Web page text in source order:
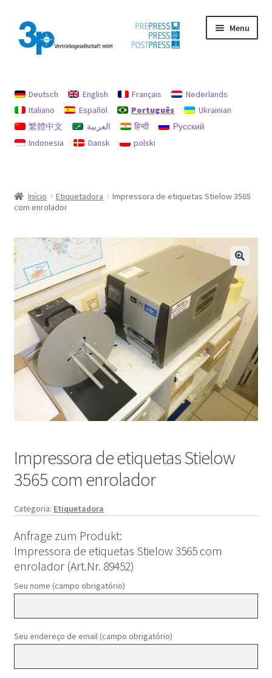
Pular
para
navegação
Pular
para
conteúdo
Menu
imprimir
máquinas usadas
Proteção de dados
Deutsch English Français
Nederlands
Italiano
Español Português
Ukrainian
繁體中文
العربية हिन्दी
Русский
Indonesia
Dansk polski
Início Etiquetadora
Impressora de etiquetas Stielow 3565
com enrolador
Impressora de etiquetas Stielow
3565 com enrolador
Categoria: Etiquetadora
Anfrage zum Produkt:
Impressora de etiquetas Stielow 3565 com
enrolador (Art.Nr. 89452)
Seu nome (campo obrigatório)
Seu endereço de email (campo obrigatório)